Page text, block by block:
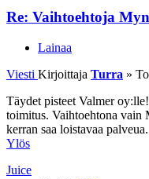
Re: Vaihtoehtoja
Lainaa
Viesti Kirjoittaja Turra »
Täydet pisteet Valmer
toimitus. Vaihtoehtona vain
kerran saa loistavaa palveua.
Ylös
Juice